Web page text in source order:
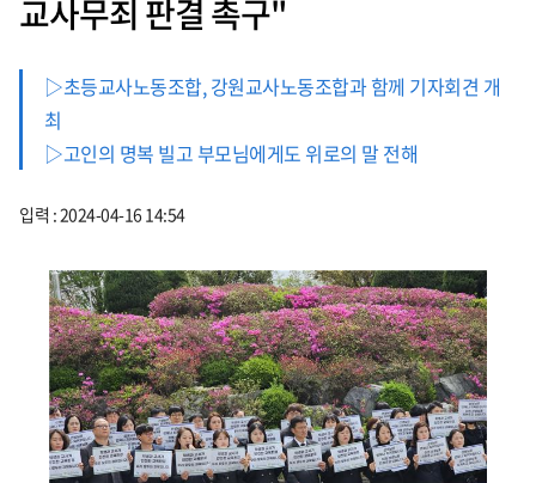
교사무죄 판결 촉구"
▷초등교사노동조합, 강원교사노동조합과 함께 기자회견 개
최
▷고인의 명복 빌고 부모님에게도 위로의 말 전해
입력 : 2024-04-16 14:54